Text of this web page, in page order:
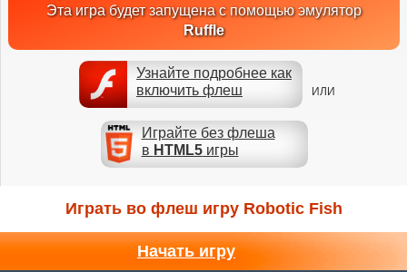
Эта игра будет запущена с помощью эмулятор
Ruffle
Узнайте подробнее как
включить флеш
ИЛИ
Играйте без флеша
в HTML5игры
Играть во флеш игру Robotic Fish
Начать игру